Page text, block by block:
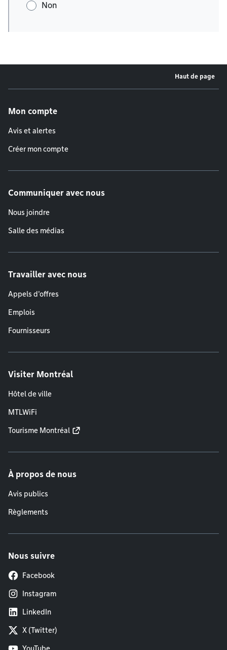
Non
Haut de page
Mon compte
Avis et alertes
Créer mon compte
Communiquer avec nous
Nous joindre
Salle des médias
Travailler avec nous
Appels d'offres
Emplois
Fournisseurs
Visiter Montréal
Hôtel de ville
MTLWiFi
Tourisme Montréal
À propos de nous
Avis publics
Règlements
Nous suivre
Facebook
Instagram
LinkedIn
X (Twitter)